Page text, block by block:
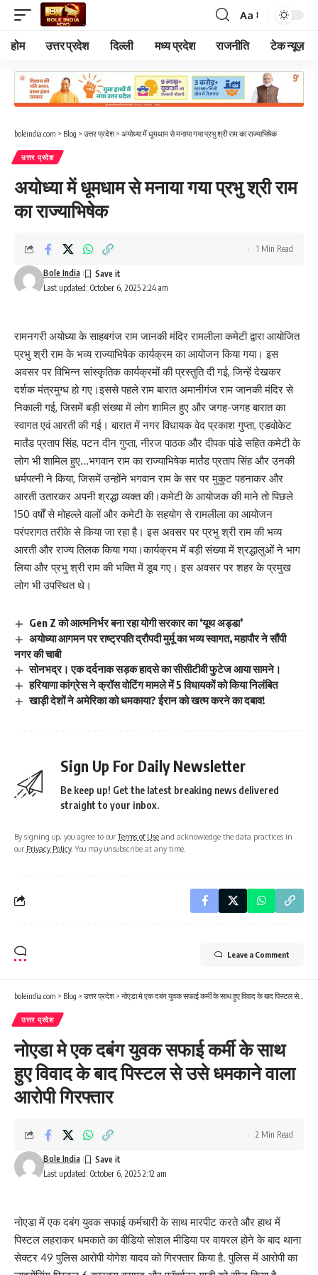
Font
Resizer
Aa
होम उत्तर प्रदेश दिल्ली मध्य प्रदेश राजनीति टेक न्यूज़
boleindia.com > Blog > उत्तर प्रदेश> अयोध्या में धूमधाम से मनाया गया प्रभु श्री राम का राज्याभिषेक
उत्तर प्रदेश
अयोध्या में धूमधाम से मनाया गया प्रभु श्री राम
का राज्याभिषेक
Last updated: October 6, 2025 2:24 am
Bole India
1 Min Read
रामनगरी अयोध्या के साहबगंज राम जानकी मंदिर रामलीला कमेटी द्वारा आयोजित
प्रभु श्री राम के भव्य राज्याभिषेक कार्यक्रम का आयोजन किया गया। इस
अवसर पर विभिन्न सांस्कृतिक कार्यक्रमों की प्रस्तुति दी गई, जिन्हें देखकर
दर्शक मंत्रमुग्ध हो गए।इससे पहले राम बारात अमानीगंज राम जानकी मंदिर से
निकाली गई, जिसमें बड़ी संख्या में लोग शामिल हुए और जगह-जगह बारात का
स्वागत एवं आरती की गई। बारात में नगर विधायक वेद प्रकाश गुप्ता, एडवोकेट
मार्तंड प्रताप सिंह, पटन दीन गुप्ता, नीरज पाठक और दीपक पांडे सहित कमेटी के
लोग भी शामिल हुए…भगवान राम का राज्याभिषेक मार्तंड प्रताप सिंह और उनकी
धर्मपत्नी ने किया, जिसमें उन्होंने भगवान राम के सर पर मुकुट पहनाकर और
आरती उतारकर अपनी श्रद्धा व्यक्त की।कमेटी के आयोजक की माने तो पिछले
150 वर्षों से मोहल्ले वालों और कमेटी के सहयोग से रामलीला का आयोजन
परंपरागत तरीके से किया जा रहा है। इस अवसर पर प्रभु श्री राम की भव्य
आरती और राज्य तिलक किया गया।कार्यक्रम में बड़ी संख्या में श्रद्धालुओं ने भाग
लिया और प्रभु श्री राम की भक्ति में डूब गए। इस अवसर पर शहर के प्रमुख
लोग भी उपस्थित थे।
Gen Z को आत्मनिर्भर बना रहा योगी सरकार का ‘यूथ अड्डा’
अयोध्या आगमन पर राष्ट्रपति द्रौपदी मुर्मू का भव्य स्वागत, महापौर ने सौंपी
नगर की चाबी
सोनभद्र। एक दर्दनाक सड़क हादसे का सीसीटीवी फुटेज आया सामने।
हरियाणा कांग्रेस ने क्रॉस वोटिंग मामले में 5 विधायकों को किया निलंबित
खाड़ी देशों ने अमेरिका को धमकाया? ईरान को खत्म करने का दबाव!
Sign Up For Daily Newsletter
Be keep up! Get the latest breaking news delivered
straight to your inbox.
By signing up, you agree to ourTerms of Use and acknowledge the data practices in
our Privacy Policy. You may unsubscribe at any time.
Leave a Comment
boleindia.com > Blog > उत्तर प्रदेश> नोएडा मे एक दबंग युवक सफाई कर्मी के साथ हुए विवाद के बाद पिस्टल से उसे धमकाने वाला आरोपी गिरफ्तार
उत्तर प्रदेश
नोएडा मे एक दबंग युवक सफाई कर्मी के साथ
हुए विवाद के बाद पिस्टल से उसे धमकाने वाला
आरोपी गिरफ्तार
Last updated: October 6, 2025 2:12 am
Bole India
2 Min Read
नोएडा में एक दबंग युवक सफाई कर्मचारी के साथ मारपीट करते और हाथ में
पिस्टल लहराकर धमकाते का वीडियो सोशल मीडिया पर वायरल होने के बाद थाना
सेक्टर 49 पुलिस आरोपी योगेश यादव को गिरफ्तार किया है. पुलिस में आरोपी का